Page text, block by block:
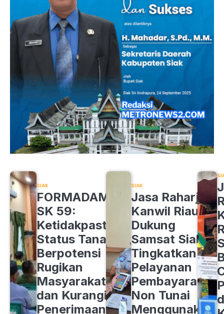
SIAK
FORMADAM
SK 59:
Ketidakpastian
Status Tanah
Berpotensi
Rugikan
Masyarakat
dan Kurangi
Penerimaan
SIAK
Jasa Raharja
Kanwil Riau
Dukung
Samsat Siak
Tingkatkan
Pelayanan
Pembayaran
Non Tunai
Menggunakan